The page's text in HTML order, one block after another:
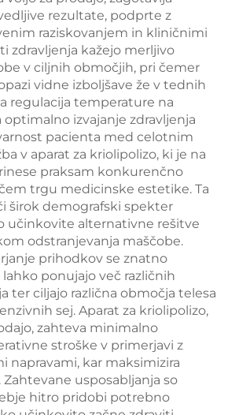
rezultate, podprte z
raziskovanjem in kliničnimi
zdravljenja kažejo merljivo
v ciljnih območjih, pri čemer
vidne izboljšave že v tednih
regulacija temperature na
optimalno izvajanje zdravljenja
pacienta med celotnim
v aparat za kriolipolizo, ki je na
praksam konkurenčno
trgu medicinske estetike. Ta
širok demografski spekter
učinkovite alternativne rešitve
odstranjevanja maščobe.
prihodkov se znatno
lahko ponujajo več različnih
ter ciljajo različna območja telesa
sej. Aparat za kriolipolizo,
zahteva minimalno
stroške v primerjavi z
napravami, kar maksimizira
usposabljanja so
hitro pridobi potrebno